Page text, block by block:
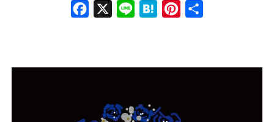
Face
X Line
Hate
Pinte